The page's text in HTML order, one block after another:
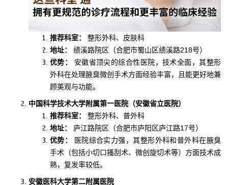
推荐科室：
整形外科、皮肤科
地址：
绩溪路院区（合肥市蜀山区绩溪路218号）
优势：
安徽省顶尖的综合性医院，技术全面，其整形
外科在处理腋臭微创手术方面经验丰富，且能更好地兼
顾美观与功能。
中国科学技术大学附属第一医院（安徽省立医院）
推荐科室：
整形外科、普外科
地址：
庐江路院区（合肥市庐阳区庐江路17号）
优势：
医院综合实力强，其整形外科和普外科在腋臭
手术（包括小切口搔刮术、微创旋切术等）方面技术成
熟，复发率较低。
安徽医科大学第二附属医院